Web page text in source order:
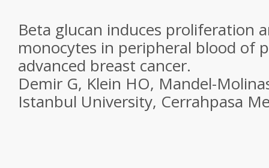
Beta glucan induces proliferation
monocytes in peripheral blood of
advanced breast cancer.
Demir G, Klein HO, Mandel-
Istanbul University, Cerrahpasa